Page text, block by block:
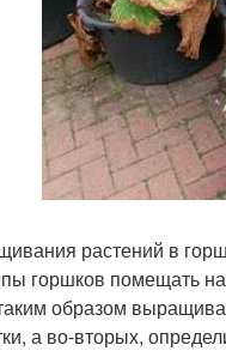
растений в
горшков помещать
образом
а во-вторых,